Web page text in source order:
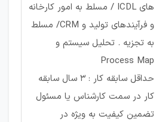
های ICDL / مسلط به امور کارخانه
و فرآیندهای تولید و CRM/ مسلط
به تجزیه . تحلیل سیستم و
Process Map
حداقل سابقه کار : 3 سال سابقه
کار در سمت کارشناس یا مسئول
تضمین کیفیت به ویژه در